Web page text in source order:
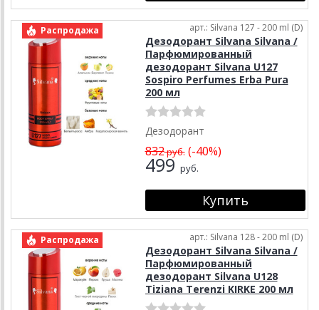
Распродажа арт.: Silvana 127 - 200 ml (D)
Дезодорант Silvana Silvana /
Парфюмированный
дезодорант Silvana U127
Sospiro Perfumes Erba Pura
200 мл
Дезодорант
832руб.(-40%)
499 руб.
Распродажа арт.: Silvana 128 - 200 ml (D)
Дезодорант Silvana Silvana /
Парфюмированный
дезодорант Silvana U128
Tiziana Terenzi KIRKE 200 мл